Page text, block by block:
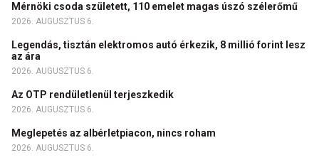
Mérnöki csoda született, 110 emelet magas úszó szélerőmű
2026. AUGUSZTUS 6.
Legendás, tisztán elektromos autó érkezik, 8 millió forint lesz
az ára
2026. AUGUSZTUS 6.
Az OTP rendületlenül terjeszkedik
2026. AUGUSZTUS 6.
Meglepetés az albérletpiacon, nincs roham
2026. AUGUSZTUS 6.